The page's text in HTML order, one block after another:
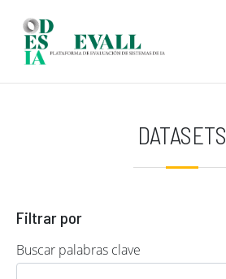
DATASETS
Filtrar por
Buscar palabras clave